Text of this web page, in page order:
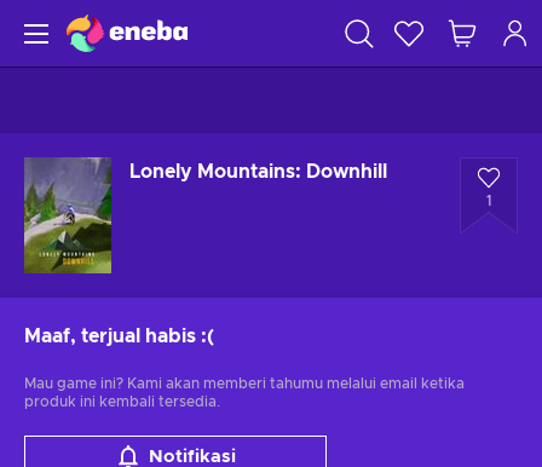
Lonely Mountains: Downhill
1
Maaf, terjual habis :(
Mau game ini? Kami akan memberi tahumu melalui email ketika
produk ini kembali tersedia.
Notifikasi